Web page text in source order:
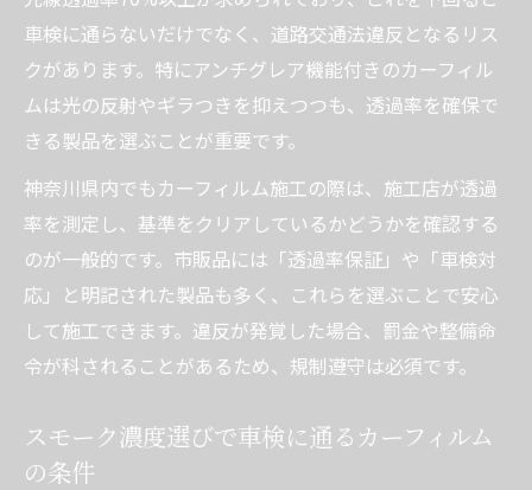
車検に通らないだけでなく、道路交通法違反となるリス
クがあります。特にアンチグレア機能付きのカーフィル
ムは光の反射やギラつきを抑えつつも、透過率を確保で
きる製品を選ぶことが重要です。
神奈川県内でもカーフィルム施工の際は、施工店が透過
率を測定し、基準をクリアしているかどうかを確認する
のが一般的です。市販品には「透過率保証」や「車検対
応」と明記された製品も多く、これらを選ぶことで安心
して施工できます。違反が発覚した場合、罰金や整備命
令が科されることがあるため、規制遵守は必須です。
スモーク濃度選びで車検に通るカーフィルム
の条件